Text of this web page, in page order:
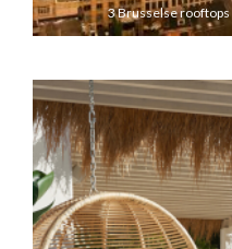
3 Brusselse